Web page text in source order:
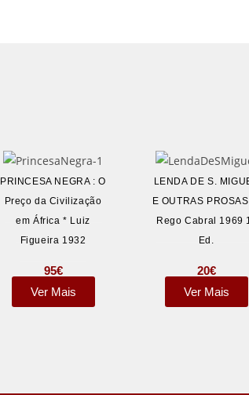
PRINCESA NEGRA : O
Preço da Civilização
em África * Luiz
Figueira 1932
95€
Ver Mais
LENDA DE S.
E OUTRAS PROSAS
Rego Cabral 1969
Ed.
20€
Ver Mais